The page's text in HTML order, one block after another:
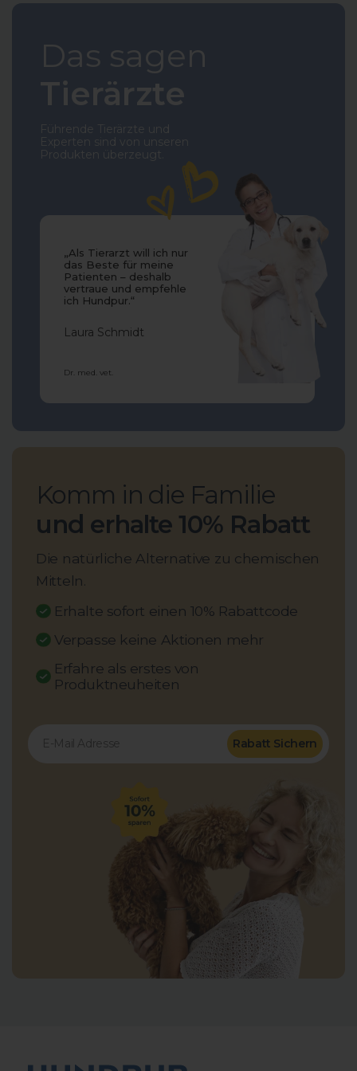
Das sagen
Tierärzte
Führende Tierärzte und
Experten sind von unseren
Produkten überzeugt.
„Als Tierarzt will ich nur
das Beste für meine
Patienten – deshalb
vertraue und empfehle
ich Hundpur.“
Laura Schmidt
Dr. med. vet.
Komm in die Familie
und erhalte 10% Rabatt
Die natürliche Alternative zu chemischen
Mitteln.
Erhalte sofort einen 10% Rabattcode
Verpasse keine Aktionen mehr
Erfahre als erstes von
Produktneuheiten
Rabatt Sichern
2.419 bewertungen